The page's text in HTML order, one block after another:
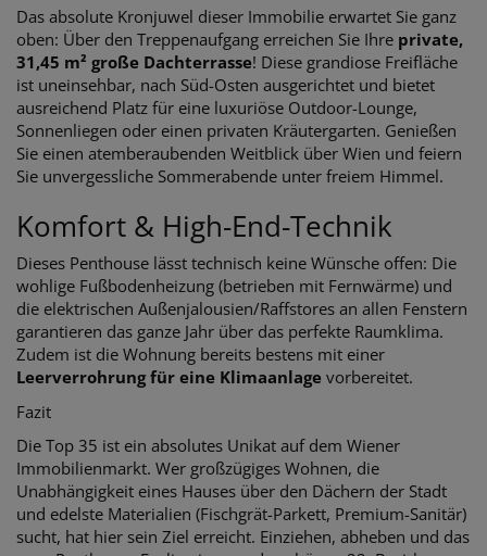
Das absolute Kronjuwel dieser Immobilie erwartet Sie ganz
oben: Über den Treppenaufgang erreichen Sie Ihre private,
31,45 m² große Dachterrasse! Diese grandiose Freifläche
ist uneinsehbar, nach Süd-Osten ausgerichtet und bietet
ausreichend Platz für eine luxuriöse Outdoor-Lounge,
Sonnenliegen oder einen privaten Kräutergarten. Genießen
Sie einen atemberaubenden Weitblick über Wien und feiern
Sie unvergessliche Sommerabende unter freiem Himmel.
Komfort & High-End-Technik
Dieses Penthouse lässt technisch keine Wünsche offen: Die
wohlige Fußbodenheizung (betrieben mit Fernwärme) und
die elektrischen Außenjalousien/Raffstores an allen Fenstern
garantieren das ganze Jahr über das perfekte Raumklima.
Zudem ist die Wohnung bereits bestens mit einer
Leerverrohrung für eine Klimaanlage vorbereitet.
Fazit
Die Top 35 ist ein absolutes Unikat auf dem Wiener
Immobilienmarkt. Wer großzügiges Wohnen, die
Unabhängigkeit eines Hauses über den Dächern der Stadt
und edelste Materialien (Fischgrät-Parkett, Premium-Sanitär)
sucht, hat hier sein Ziel erreicht. Einziehen, abheben und das